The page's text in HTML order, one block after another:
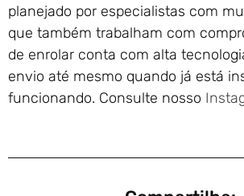
planejado por especialistas com
que também trabalham com
de enrolar conta com alta
envio até mesmo quando já está
funcionando. Consulte nosso